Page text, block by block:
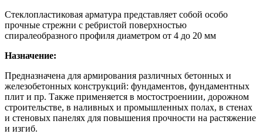
Стеклопластиковая арматура представляет собой особо
прочные стрежни с ребристой поверхностью
спиралеобразного профиля диаметром от 4 до 20 мм
Назначение:
Предназначена для армирования различных бетонных и
железобетонных конструкций: фундаментов, фундаментных
плит и пр. Также применяется в мостостроениии, дорожном
строительстве, в наливных и промышленных полах, в стенах
и стеновых панелях для повышения прочности на растяжение
и изгиб.